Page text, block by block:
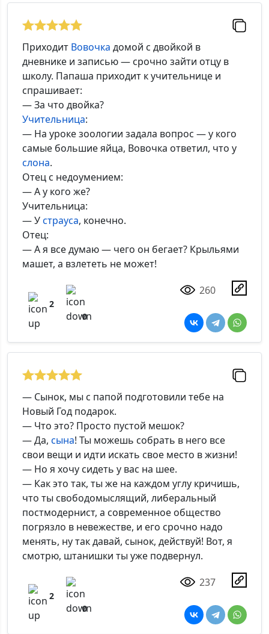
Приходит Вовочка домой с двойкой в
дневнике и записью — срочно зайти отцу в
школу. Папаша приходит к учительнице и
спрашивает:
— За что двойка?
Учительница:
— На уроке зоологии задала вопрос — у кого
самые большие яйца, Вовочка ответил, что у
слона.
Отец с недоумением:
— А у кого же?
Учительница:
— Устрауса, конечно.
Отец:
— А я все думаю — чего он бегает? Крыльями
машет, а взлететь не может!
2
0
260
— Сынок, мы с папой подготовили тебе на
Новый Год подарок.
— Что это? Просто пустой мешок?
— Да, сына! Ты можешь собрать в него все
свои вещи и идти искать свое место в жизни!
— Но я хочу сидеть у вас на шее.
— Как это так, ты же на каждом углу кричишь,
что ты свободомыслящий, либеральный
постмодернист, а современное общество
погрязло в невежестве, и его срочно надо
менять, ну так давай, сынок, действуй! Вот, я
смотрю, штанишки ты уже подвернул.
2
0
237